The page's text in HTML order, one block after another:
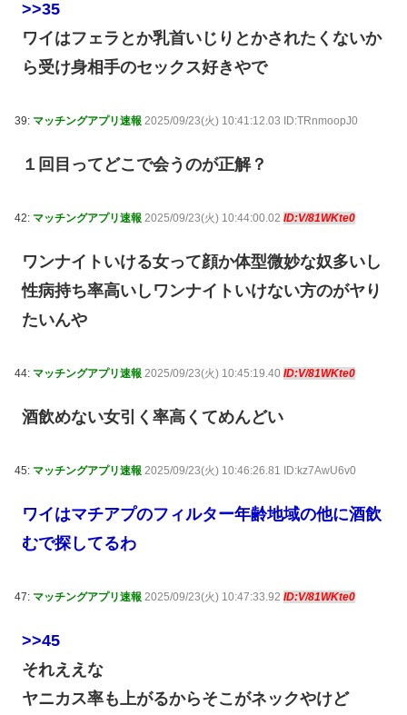
>>35
ワイはフェラとか乳首いじりとかされたくないか
ら受け身相手のセックス好きやで
39: マッチングアプリ速報 2025/09/23(火) 10:41:12.03 ID:TRnmoopJ0
１回目ってどこで会うのが正解？
42: マッチングアプリ速報 2025/09/23(火) 10:44:00.02 ID:V/81WKte0
ワンナイトいける女って顔か体型微妙な奴多いし
性病持ち率高いしワンナイトいけない方のがヤり
たいんや
44: マッチングアプリ速報 2025/09/23(火) 10:45:19.40 ID:V/81WKte0
酒飲めない女引く率高くてめんどい
45: マッチングアプリ速報 2025/09/23(火) 10:46:26.81 ID:kz7AwU6v0
ワイはマチアプのフィルター年齢地域の他に酒飲
むで探してるわ
47: マッチングアプリ速報 2025/09/23(火) 10:47:33.92 ID:V/81WKte0
>>45
それええな
ヤニカス率も上がるからそこがネックやけど